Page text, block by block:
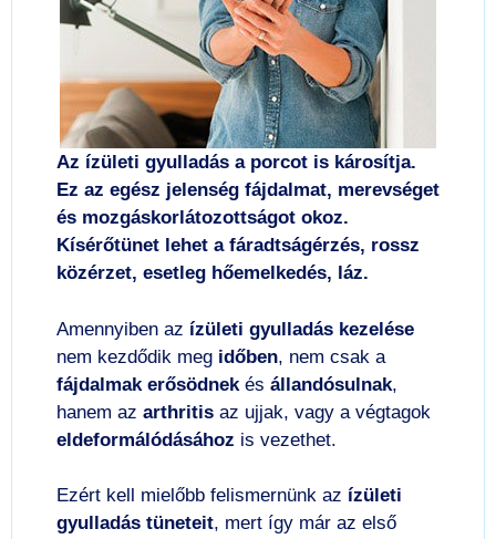
Az ízületi gyulladás a porcot is károsítja.
Ez az egész jelenség fájdalmat, merevséget
és mozgáskorlátozottságot okoz.
Kísérőtünet lehet a fáradtságérzés, rossz
közérzet, esetleg hőemelkedés, láz.
Amennyiben az ízületi gyulladás kezelése
nem kezdődik meg időben, nem csak a
fájdalmak erősödnekés állandósulnak,
hanem az arthritis az ujjak, vagy a végtagok
eldeformálódásához is vezethet.
Ezért kell mielőbb felismernünk az ízületi
gyulladás tüneteit, mert így már az első